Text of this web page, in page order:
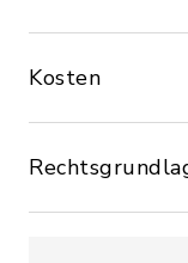
Kosten